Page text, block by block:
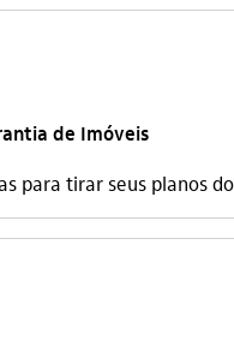
de Imóveis
para tirar seus planos